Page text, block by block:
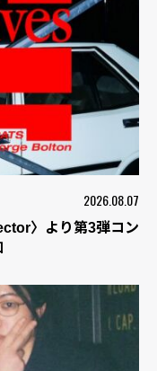
2026.08.07
〉より第3弾コン